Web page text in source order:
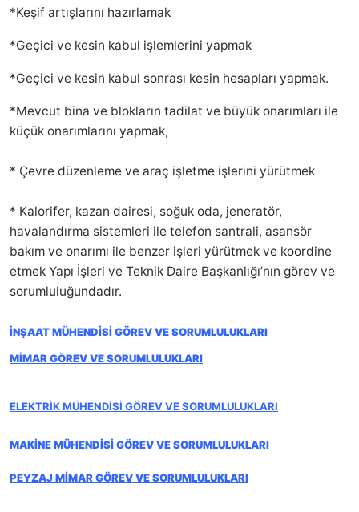
*Keşif artışlarını hazırlamak
*Geçici ve kesin kabul işlemlerini yapmak
*Geçici ve kesin kabul sonrası kesin hesapları yapmak.
*Mevcut bina ve blokların tadilat ve büyük onarımları ile
küçük onarımlarını yapmak,
* Çevre düzenleme ve araç işletme işlerini yürütmek
* Kalorifer, kazan dairesi, soğuk oda, jeneratör,
havalandırma sistemleri ile telefon santrali, asansör
bakım ve onarımı ile benzer işleri yürütmek ve koordine
etmek Yapı İşleri ve Teknik Daire Başkanlığı’nın görev ve
sorumluluğundadır.
İNŞAAT MÜHENDİSİ GÖREV VE SORUMLULUKLARI
MİMAR GÖREV VE SORUMLULUKLARI
ELEKTRİK MÜHENDİSİ GÖREV VE SORUMLULUKLARI
MAKİNE MÜHENDİSİ GÖREV VE SORUMLULUKLARI
PEYZAJ MİMAR GÖREV VE SORUMLULUKLARI